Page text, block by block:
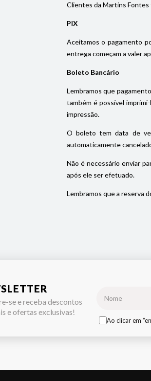
Clientes da Martins Fontes
PIX
Aceitamos o pagamento
entrega começam a valer
Boleto Bancário
Lembramos que
também é possível
impressão.
O boleto tem data de
automaticamente
Não é necessário enviar
após ele ser efetuado.
Lembramos que a reserva
se e receba descontos
e ofertas exclusivas!
Ao clicar em